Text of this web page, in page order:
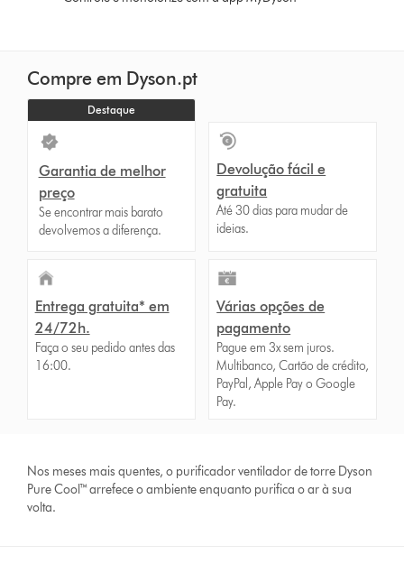
Compre em Dyson.pt
Destaque
Garantia de melhor
preço
Se encontrar mais barato
devolvemos a diferença.
Devolução fácil e
gratuita
Até 30 dias para mudar de
ideias.
Entrega gratuita* em
24/72h.
Faça o seu pedido antes das
16:00.
Várias opções de
pagamento
Pague em 3x sem juros.
Multibanco, Cartão de crédito,
PayPal, Apple Pay o Google
Pay.
Nos meses mais quentes, o purificador ventilador de torre Dyson
Pure Cool™ arrefece o ambiente enquanto purifica o ar à sua
volta.